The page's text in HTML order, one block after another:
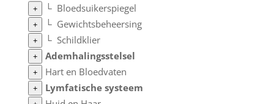
+ └ Bloedsuikerspiegel
+ └ Gewichtsbeheersing
+ └ Schildklier
+ Ademhalingsstelsel
+ Hart en Bloedvaten
+ Lymfatische systeem